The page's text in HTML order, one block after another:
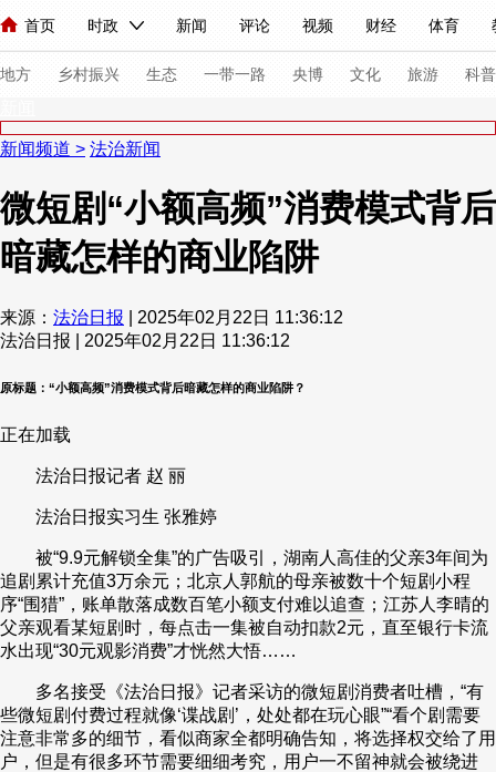
首页 时政 新闻 评论 视频 财经 体育
人民领袖习近平 联播+ 中国领导人 央视快评 习式妙语
直播 栏目大全 节目单 听音 微视频 主持人
海外频道 iPanda English Монгол
地方 乡村振兴 生态 一带一路 央博 文化 旅游 科普
总台春晚 网络春晚
新闻 国内 国际 评论 经济
视频 小央视频 小央直播
现场 前线 比划 快看 蓝海中国
体育
VIP会员 CCTV奥林匹克频道
财经 教育 乡村振兴
大国智造 大国展会 大国保险 云顶对话 云起
CCTV.节目官网 直播 节目单 栏目 片库 热播榜
新闻频道 > 法治新闻
微短剧“小额高频”消费模式背后
暗藏怎样的商业陷阱
来源： 法治日报 | 2025年02月22日 11:36:12
法治日报 | 2025年02月22日 11:36:12
原标题：“小额高频”消费模式背后暗藏怎样的商业陷阱？
正在加载
法治日报记者 赵 丽
法治日报实习生 张雅婷
被“9.9元解锁全集”的广告吸引，湖南人高佳的父亲3年间为
追剧累计充值3万余元；北京人郭航的母亲被数十个短剧小程
序“围猎”，账单散落成数百笔小额支付难以追查；江苏人李晴的
父亲观看某短剧时，每点击一集被自动扣款2元，直至银行卡流
水出现“30元观影消费”才恍然大悟……
多名接受《法治日报》记者采访的微短剧消费者吐槽，“有
些微短剧付费过程就像‘谍战剧’，处处都在玩心眼”“看个剧需要
注意非常多的细节，看似商家全都明确告知，将选择权交给了用
户，但是有很多环节需要细细考究，用户一不留神就会被绕进